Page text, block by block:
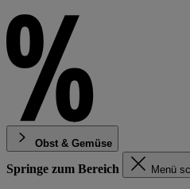
Obst & Gemüse
Springe zum Bereich Menü